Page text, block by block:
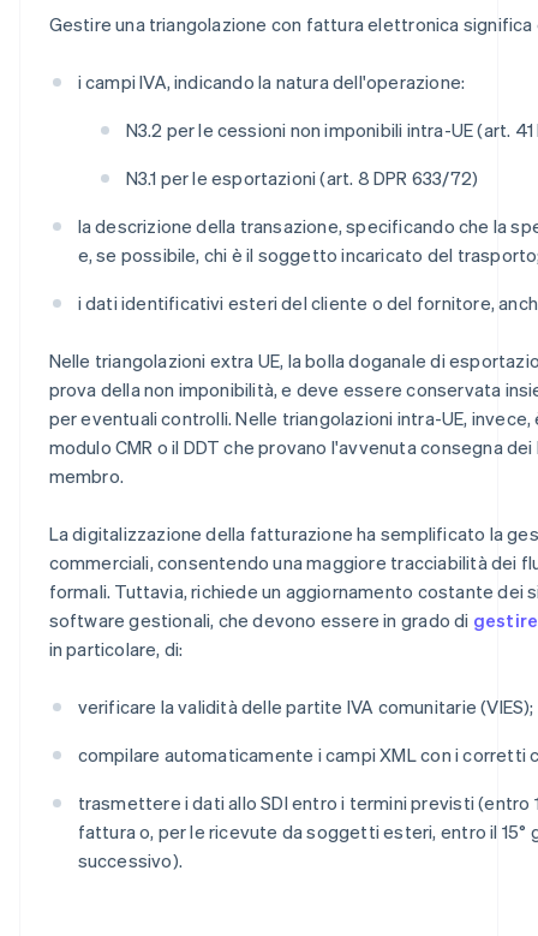
Gestire una triangolazione con fattura elettronica
i campi IVA, indicando la natura dell'operazione:
N3.2 per le cessioni non imponibili intra-UE (art. 41
N3.1 per le esportazioni (art. 8 DPR 633/72)
la descrizione della transazione, specificando che la
e, se possibile, chi è il soggetto incaricato del
i dati identificativi esteri del cliente o del fornitore,
Nelle triangolazioni extra UE, la bolla doganale di
prova della non imponibilità, e deve essere conservata
per eventuali controlli. Nelle triangolazioni intra-UE,
modulo CMR o il DDT che provano l'avvenuta consegna
membro.
La digitalizzazione della fatturazione ha semplificato la
commerciali, consentendo una maggiore tracciabilità dei
formali. Tuttavia, richiede un aggiornamento costante dei
software gestionali, che devono essere in grado di
in particolare, di:
verificare la validità delle partite IVA comunitarie (VIES);
compilare automaticamente i campi XML con i corretti
trasmettere i dati allo SDI entro i termini previsti (entro
fattura o, per le ricevute da soggetti esteri, entro il 15°
successivo).